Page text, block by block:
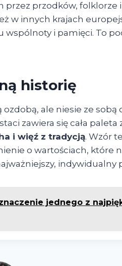
przodków, folklorze i
w innych krajach
i pamięci. To
historię
ale niesie ze sobą
zawiera się cała
i więź z tradycją. Wzór
o wartościach, które
indywidualny
jednego z